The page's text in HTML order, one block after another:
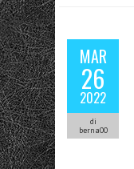
MAR
26
2022
di
berna00